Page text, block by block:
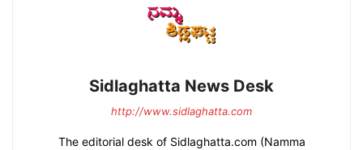
Sidlaghatta News Desk
http://www.sidlaghatta.com
The editorial desk of Sidlaghatta.com (Namma